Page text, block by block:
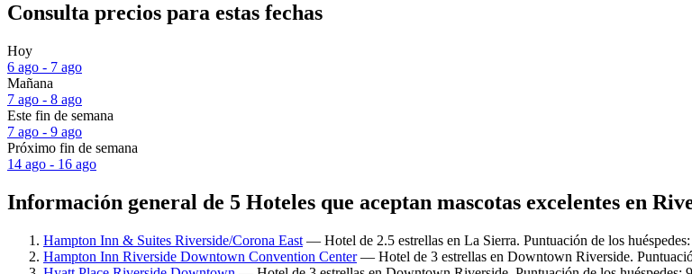
Consulta precios para estas fechas
Hoy
6 ago - 7 ago
Mañana
7 ago - 8 ago
Este fin de semana
7 ago - 9 ago
Próximo fin de semana
14 ago - 16 ago
Información general de 5 Hoteles que aceptan mascotas excelentes en
Hampton Inn & Suites Riverside/Corona East — Hotel de 2.5 estrellas en La Sierra. Puntuación de los
Hampton Inn Riverside Downtown Convention Center— Hotel de 3 estrellas en Downtown Riverside.